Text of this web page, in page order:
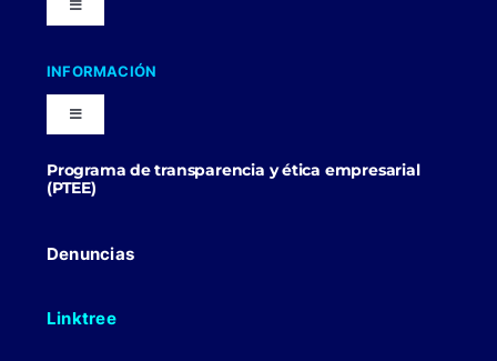
Toggle
Navigation
Nuestra Compañia
Trabaja con nosotros
INFORMACIÓN
Toggle
Navigation
Blog
Politicas Comerciales
Programa de transparencia y ética empresarial
(PTEE)
Denuncias
Linktree